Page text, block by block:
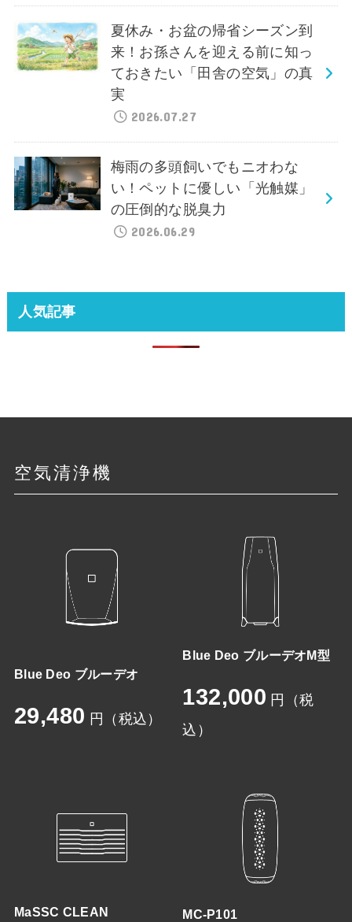
夏休み・お盆の帰省シーズン到
来！お孫さんを迎える前に知っ
ておきたい「田舎の空気」の真
実
2026.07.27
梅雨の多頭飼いでもニオわな
い！ペットに優しい「光触媒」
の圧倒的な脱臭力
2026.06.29
人気記事
空気清浄機
Blue Deo ブルーデオ
29,480 円（税込）
Blue Deo ブルーデオM型
132,000 円（税
込）
MaSSC CLEAN
MC-P101